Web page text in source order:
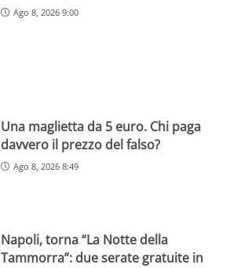
Ago 8, 2026 9:00
Una maglietta da 5 euro. Chi paga
davvero il prezzo del falso?
Ago 8, 2026 8:49
Napoli, torna “La Notte della
Tammorra”: due serate gratuite in